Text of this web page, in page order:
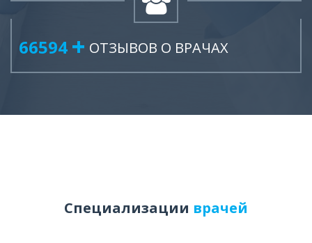
83063 ОТЗЫВОВ О ВРАЧАХ
Специализации врачей